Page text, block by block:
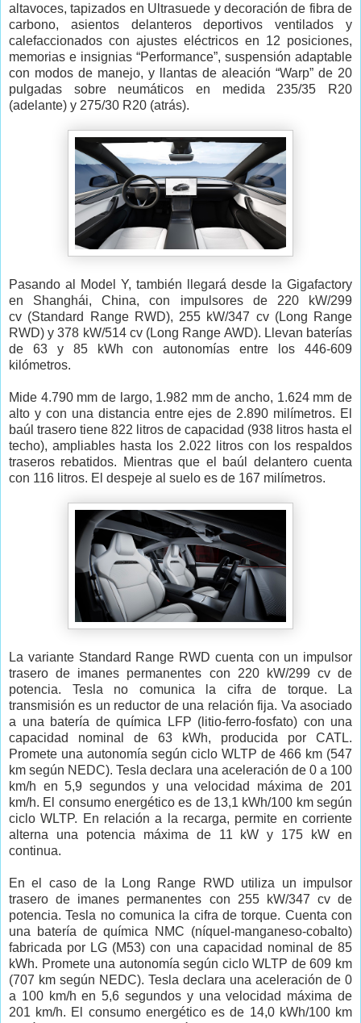
altavoces, tapizados en Ultrasuede y decoración de fibra de
carbono, asientos delanteros deportivos ventilados y
calefaccionados con ajustes eléctricos en 12 posiciones,
memorias e insignias “Performance”, suspensión adaptable
con modos de manejo, y llantas de aleación “Warp” de 20
pulgadas sobre neumáticos en medida 235/35 R20
(adelante) y 275/30 R20 (atrás).
Pasando al Model Y, también llegará desde la Gigafactory
en Shanghái, China, con impulsores de 220 kW/299
cv (Standard Range RWD), 255 kW/347 cv (Long Range
RWD) y 378 kW/514 cv (Long Range AWD). Llevan baterías
de 63 y 85 kWh con autonomías entre los 446-609
kilómetros.
Mide 4.790 mm de largo, 1.982 mm de ancho, 1.624 mm de
alto y con una distancia entre ejes de 2.890 milímetros. El
baúl trasero tiene 822 litros de capacidad (938 litros hasta el
techo), ampliables hasta los 2.022 litros con los respaldos
traseros rebatidos. Mientras que el baúl delantero cuenta
con 116 litros. El despeje al suelo es de 167 milímetros.
La variante Standard Range RWD cuenta con un impulsor
trasero de imanes permanentes con 220 kW/299 cv de
potencia. Tesla no comunica la cifra de torque. La
transmisión es un reductor de una relación fija. Va asociado
a una batería de química LFP (litio-ferro-fosfato) con una
capacidad nominal de 63 kWh, producida por CATL.
Promete una autonomía según ciclo WLTP de 466 km (547
km según NEDC). Tesla declara una aceleración de 0 a 100
km/h en 5,9 segundos y una velocidad máxima de 201
km/h. El consumo energético es de 13,1 kWh/100 km según
ciclo WLTP. En relación a la recarga, permite en corriente
alterna una potencia máxima de 11 kW y 175 kW en
continua.
En el caso de la Long Range RWD utiliza un impulsor
trasero de imanes permanentes con 255 kW/347 cv de
potencia. Tesla no comunica la cifra de torque. Cuenta con
una batería de química NMC (níquel-manganeso-cobalto)
fabricada por LG (M53) con una capacidad nominal de 85
kWh. Promete una autonomía según ciclo WLTP de 609 km
(707 km según NEDC). Tesla declara una aceleración de 0
a 100 km/h en 5,6 segundos y una velocidad máxima de
201 km/h. El consumo energético es de 14,0 kWh/100 km